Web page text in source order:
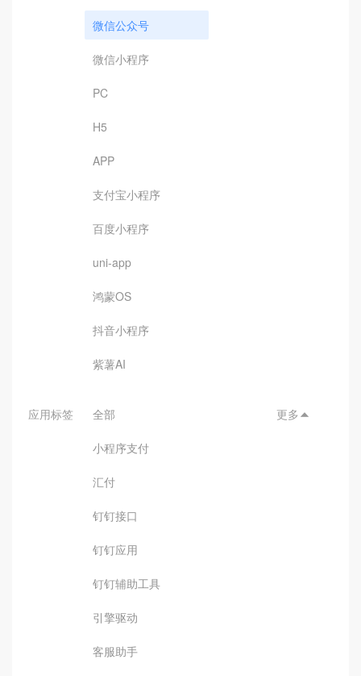
微信公众号
微信小程序
PC
H5
APP
支付宝小程序
百度小程序
uni-app
鸿蒙OS
抖音小程序
紫薯AI
应用标签 全部
小程序支付
汇付
钉钉接口
钉钉应用
钉钉辅助工具
引擎驱动
客服助手
更多 